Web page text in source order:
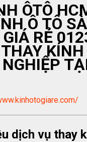
ÔTÔ
Ô TÔ
RẺ
KÍNH
dịch vụ thay